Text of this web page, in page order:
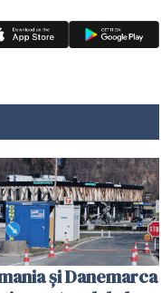
și Danemarca